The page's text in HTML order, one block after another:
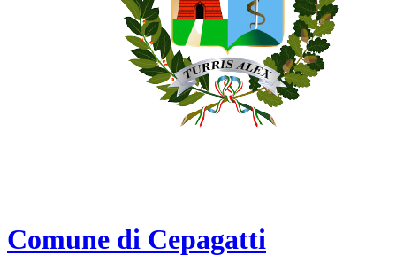
Comune di Cepagatti